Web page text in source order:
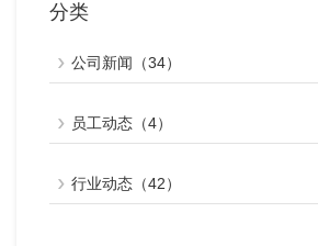
分类
公司新闻（34）
员工动态（4）
行业动态（42）